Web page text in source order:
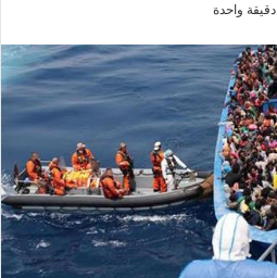
دقيقة واحدة